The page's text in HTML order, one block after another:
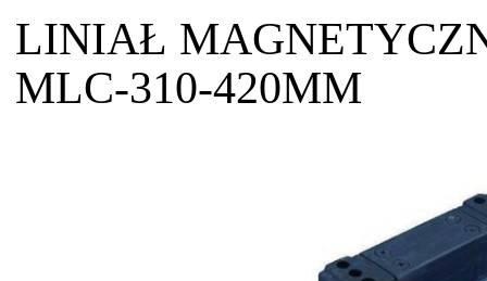
LINIAŁ
MLC-310-420MM